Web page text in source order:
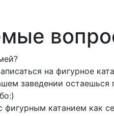
на фигурное
заведении
катанием как